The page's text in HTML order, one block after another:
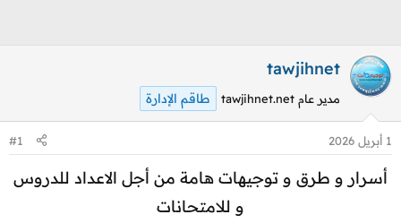
tawjihnet
مدير عام tawjihnet.net طاقم الإدارة
1 أبريل 2026 #1
أسرار و طرق و توجيهات هامة من أجل الاعداد للدروس
و للامتحانات